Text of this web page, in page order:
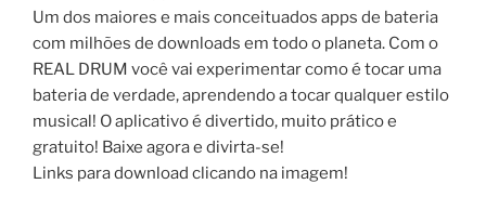
Um dos maiores e mais conceituados apps de bateria
com milhões de downloads em todo o planeta. Com o
REAL DRUM você vai experimentar como é tocar uma
bateria de verdade, aprendendo a tocar qualquer estilo
musical! O aplicativo é divertido, muito prático e
gratuito! Baixe agora e divirta-se!
Links para download clicando na imagem!